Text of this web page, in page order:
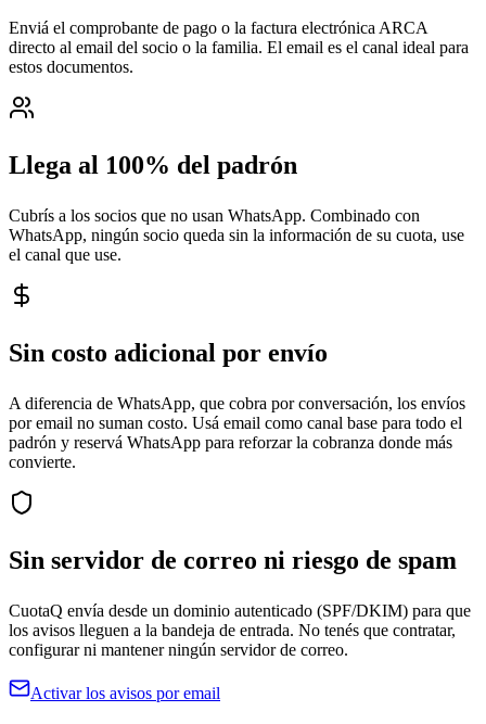
Enviá el comprobante de pago o la factura electrónica ARCA
directo al email del socio o la familia. El email es el canal ideal para
estos documentos.
Llega al 100% del padrón
Cubrís a los socios que no usan WhatsApp. Combinado con
WhatsApp, ningún socio queda sin la información de su cuota, use
el canal que use.
Sin costo adicional por envío
A diferencia de WhatsApp, que cobra por conversación, los envíos
por email no suman costo. Usá email como canal base para todo el
padrón y reservá WhatsApp para reforzar la cobranza donde más
convierte.
Sin servidor de correo ni riesgo de spam
CuotaQ envía desde un dominio autenticado (SPF/DKIM) para que
los avisos lleguen a la bandeja de entrada. No tenés que contratar,
configurar ni mantener ningún servidor de correo.
Activar los avisos por email